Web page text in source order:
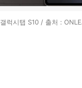
갤럭시탭 S10 / 출처 :